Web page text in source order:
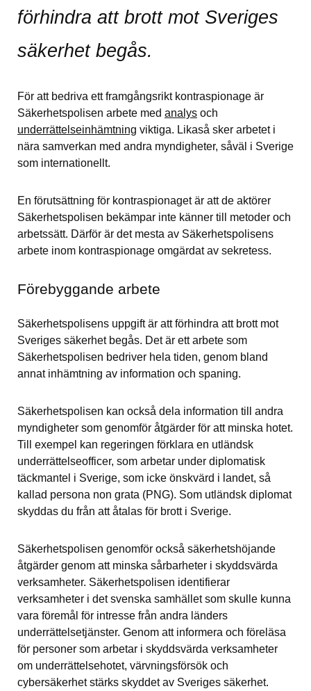
förhindra att brott mot Sveriges
säkerhet begås.
För att bedriva ett framgångsrikt kontraspionage är
Säkerhetspolisen arbete med analys
underrättelseinhämtning viktiga. Likaså sker arbetet i
nära samverkan med andra myndigheter, såväl i Sverige
som internationellt.
En förutsättning för kontraspionaget är att de aktörer
Säkerhetspolisen bekämpar inte känner till metoder och
arbetssätt. Därför är det mesta av Säkerhetspolisens
arbete inom kontraspionage omgärdat av sekretess.
Förebyggande arbete
Säkerhetspolisens uppgift är att förhindra att brott mot
Sveriges säkerhet begås. Det är ett arbete som
Säkerhetspolisen bedriver hela tiden, genom bland
annat inhämtning av information och spaning.
Säkerhetspolisen kan också dela information till andra
myndigheter som genomför åtgärder för att minska hotet.
Till exempel kan regeringen förklara en utländsk
underrättelseofficer, som arbetar under diplomatisk
täckmantel i Sverige, som icke önskvärd i landet, så
kallad persona non grata (PNG). Som utländsk diplomat
skyddas du från att åtalas för brott i Sverige.
Säkerhetspolisen genomför också säkerhetshöjande
åtgärder genom att minska sårbarheter i skyddsvärda
verksamheter. Säkerhetspolisen identifierar
verksamheter i det svenska samhället som skulle kunna
vara föremål för intresse från andra länders
underrättelsetjänster. Genom att informera och föreläsa
för personer som arbetar i skyddsvärda verksamheter
om underrättelsehotet, värvningsförsök och
cybersäkerhet stärks skyddet av Sveriges säkerhet.